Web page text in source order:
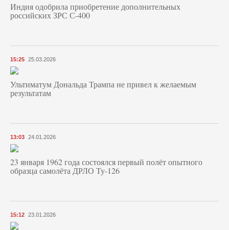
Индия одобрила приобретение дополнительных
российских ЗРС С-400
15:25 25.03.2026
Ультиматум Дональда Трампа не привел к желаемым
результатам
13:03 24.01.2026
23 января 1962 года состоялся первый полёт опытного
образца самолёта ДРЛО Ту-126
15:12 23.01.2026